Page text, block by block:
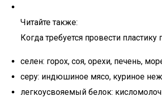
Читайте также:
Когда требуется провести
селен: горох, соя, орехи, печень,
серу: индюшиное мясо, куриное
легкоусвояемый белок: